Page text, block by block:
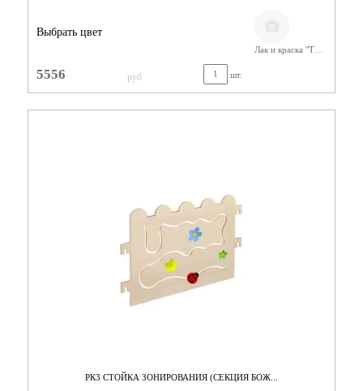
Выбрать цвет
Лак и краска "Тиккурила"
5556 руб шт.
РК3 СТОЙКА ЗОНИРОВАНИЯ (СЕКЦИЯ БОЖ...